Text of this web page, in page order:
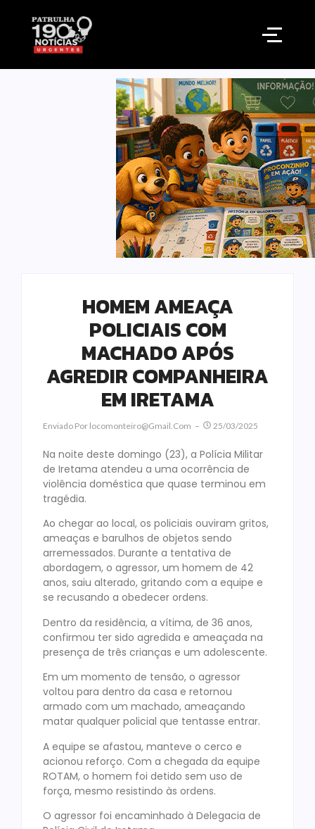
HOMEM AMEAÇA
POLICIAIS COM
MACHADO APÓS
AGREDIR COMPANHEIRA
EM IRETAMA
Enviado Por Locomonteiro@gmail.com 25/03/2025
Na noite deste domingo (23), a Polícia Militar
de Iretama atendeu a uma ocorrência de
violência doméstica que quase terminou em
tragédia.
Ao chegar ao local, os policiais ouviram gritos,
ameaças e barulhos de objetos sendo
arremessados. Durante a tentativa de
abordagem, o agressor, um homem de 42
anos, saiu alterado, gritando com a equipe e
se recusando a obedecer ordens.
Dentro da residência, a vítima, de 36 anos,
confirmou ter sido agredida e ameaçada na
presença de três crianças e um adolescente.
Em um momento de tensão, o agressor
voltou para dentro da casa e retornou
armado com um machado, ameaçando
matar qualquer policial que tentasse entrar.
A equipe se afastou, manteve o cerco e
acionou reforço. Com a chegada da equipe
ROTAM, o homem foi detido sem uso de
força, mesmo resistindo às ordens.
O agressor foi encaminhado à Delegacia de